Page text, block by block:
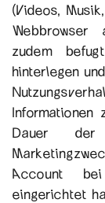
(Videos,
Webbrowser
zudem
hinterlegen
Informationen
Dauer
Account
eingerichtet